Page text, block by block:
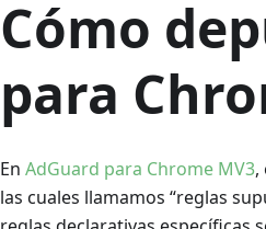
Cómo
para
En AdGuard para Chrome MV3,
las cuales llamamos “reglas